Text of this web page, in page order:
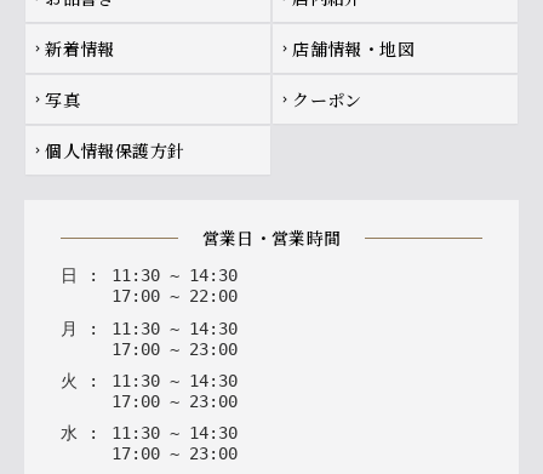
chevron_right 新着情報 chevron_right 店舗情報・地図
chevron_right 写真 chevron_right クーポン
chevron_right 個人情報保護方針
営業日・営業時間
日 : 11: 30 ~ 14: 30
17: 00 ~ 22: 00
月
: 11 : 30 ~ 14: 30
17: 00 ~ 23: 00
火
: 11 : 30 ~ 14: 30
17: 00 ~ 23: 00
水 : 11 : 30 ~ 14: 30
17: 00 ~ 23: 00